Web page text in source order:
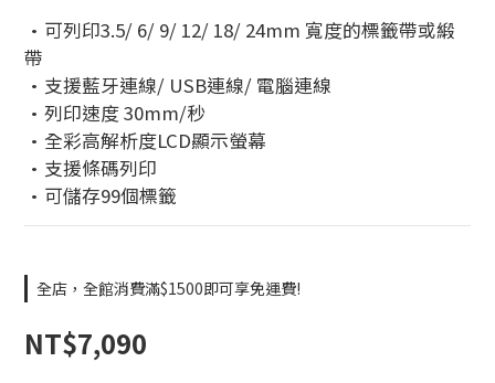
•可列印3.5/ 6/ 9/ 12/ 18/ 24mm 寬度的標籤帶或緞
帶
•支援藍牙連線/ USB連線/ 電腦連線
•列印速度 30mm/秒
•全彩高解析度LCD顯示螢幕
•支援條碼列印
•可儲存99個標籤
全店，全館消費滿$1500即可享免運費!
NT$7,090